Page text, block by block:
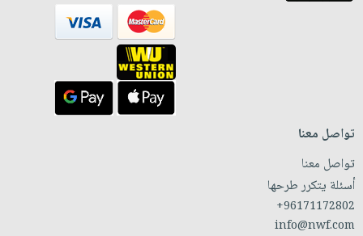
تواصل معنا
تواصل معنا
أسئلة يتكرر طرحها
+96171172802
info@nwf.com